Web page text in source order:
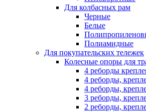
Для колбасных рам
Черные
Белые
Полиамидные
Для покупательских тележек
Колесные опоры для
4 реборды
4 реборды,
4 реборды,
3 реборды,
2 реборды,